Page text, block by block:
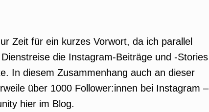
Zeit für ein kurzes Vorwort, da ich parallel
die Instagram-Beiträge und -Stories
In diesem Zusammenhang auch an dieser
über 1000 Follower:innen bei Instagram –
hier im Blog.